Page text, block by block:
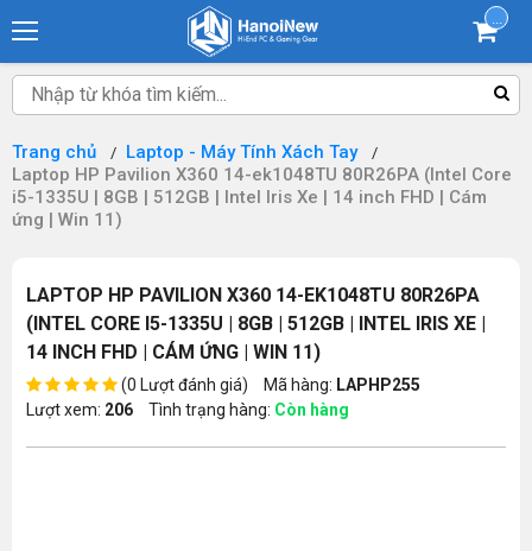
Trang chủ
Laptop - Máy Tính Xách Tay
Laptop HP Pavilion X360 14-ek1048TU 80R26PA (Intel Core
i5-1335U | 8GB | 512GB | Intel Iris Xe | 14 inch FHD | Cám
ứng | Win 11)
LAPTOP HP PAVILION X360 14-EK1048TU 80R26PA
(INTEL CORE I5-1335U | 8GB | 512GB | INTEL IRIS XE |
14 INCH FHD | CÁM ỨNG | WIN 11)
(0 Lượt đánh giá) Mã hàng: LAPHP255
Lượt xem: 206 Tình trạng hàng: Còn hàng